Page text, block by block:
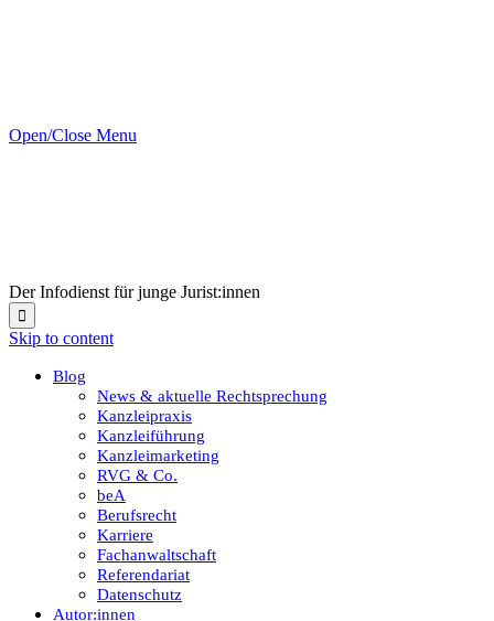
Open/Close Menu
Der Infodienst für junge Jurist:innen

Skip to content
Blog
News & aktuelle Rechtsprechung
Kanzleipraxis
Kanzleiführung
Kanzleimarketing
RVG & Co.
beA
Berufsrecht
Karriere
Fachanwaltschaft
Referendariat
Datenschutz
Autor:innen